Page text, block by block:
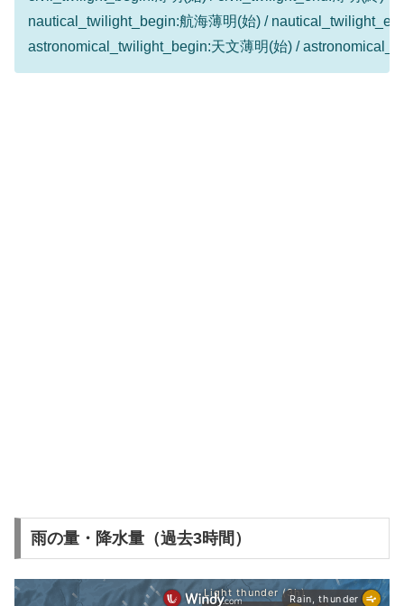
nautical_twilight_begin:航海薄明(始) /
astronomical_twilight_begin:天文薄明(始) /
雨の量・降水量（過去3時間）